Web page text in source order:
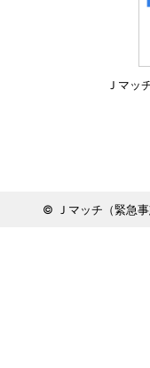
Ｊマッ
© Ｊマッチ（緊急